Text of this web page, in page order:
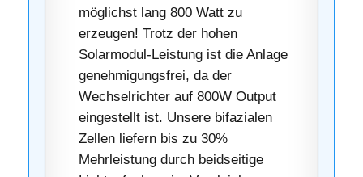
möglichst lang 800 Watt zu
erzeugen! Trotz der hohen
Solarmodul-Leistung ist die Anlage
genehmigungsfrei, da der
Wechselrichter auf 800W Output
eingestellt ist. Unsere bifazialen
Zellen liefern bis zu 30%
Mehrleistung durch beidseitige